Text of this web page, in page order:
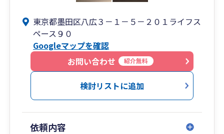
東京都墨田区八広３－１－５－２０１ライフス
ペース９０
Googleマップを確認
お問い合わせ
紹介無料
検討リストに追加
依頼内容